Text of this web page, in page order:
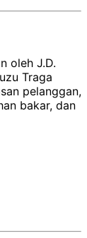
oleh J.D.
Traga
pelanggan,
bakar, dan